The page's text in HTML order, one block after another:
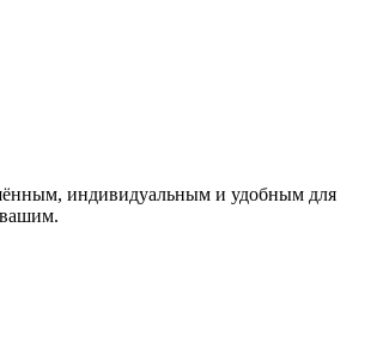
индивидуальным и удобным для